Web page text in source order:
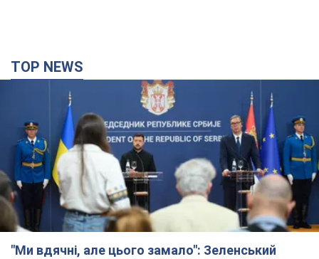
TOP NEWS
"Ми вдячні, але цього замало": Зеленський